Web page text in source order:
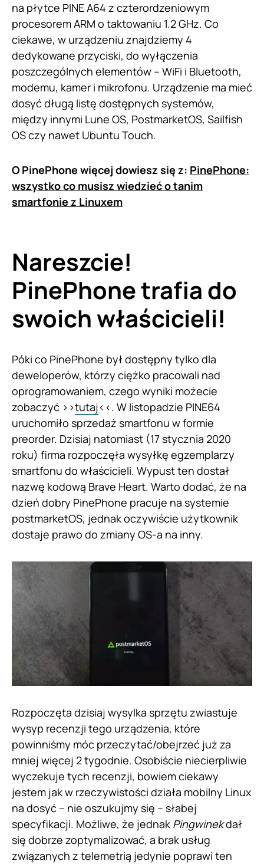
na płytce PINE A64 z czterordzeniowym
procesorem ARM o taktowaniu 1.2 GHz. Co
ciekawe, w urządzeniu znajdziemy 4
dedykowane przyciski, do wyłączenia
poszczególnych elementów – WiFi i Bluetooth,
modemu, kamer i mikrofonu. Urządzenie ma mieć
dosyć długą listę dostępnych systemów,
między innymi Lune OS, PostmarketOS, Sailfish
OS czy nawet Ubuntu Touch.
O PinePhone więcej dowiesz się z: PinePhone:
wszystko co musisz wiedzieć o tanim
smartfonie z Linuxem
Nareszcie!
PinePhone trafia do
swoich właścicieli!
Póki co PinePhone był dostępny tylko dla
deweloperów, którzy ciężko pracowali nad
oprogramowaniem, czego wyniki możecie
zobaczyć >>tutaj<<. W listopadzie PINE64
uruchomiło sprzedaż smartfonu w formie
preorder. Dzisiaj natomiast (17 stycznia 2020
roku) firma rozpoczęła wysyłkę egzemplarzy
smartfonu do właścicieli. Wypust ten dostał
nazwę kodową Brave Heart. Warto dodać, że na
dzień dobry PinePhone pracuje na systemie
postmarketOS, jednak oczywiście użytkownik
dostaje prawo do zmiany OS-a na inny.
Rozpoczęta dzisiaj wysylka sprzętu zwiastuje
wysyp recenzji tego urządzenia, które
powinniśmy móc przeczytać/obejrzeć już za
mniej więcej 2 tygodnie. Osobiście niecierpliwie
wyczekuje tych recenzji, bowiem ciekawy
jestem jak w rzeczywistości działa mobilny Linux
na dosyć – nie oszukujmy się – słabej
specyfikacji. Możliwe, że jednak Pingwinekdał
się dobrze zoptymalizować, a brak usług
związanych z telemetrią jedynie poprawi ten